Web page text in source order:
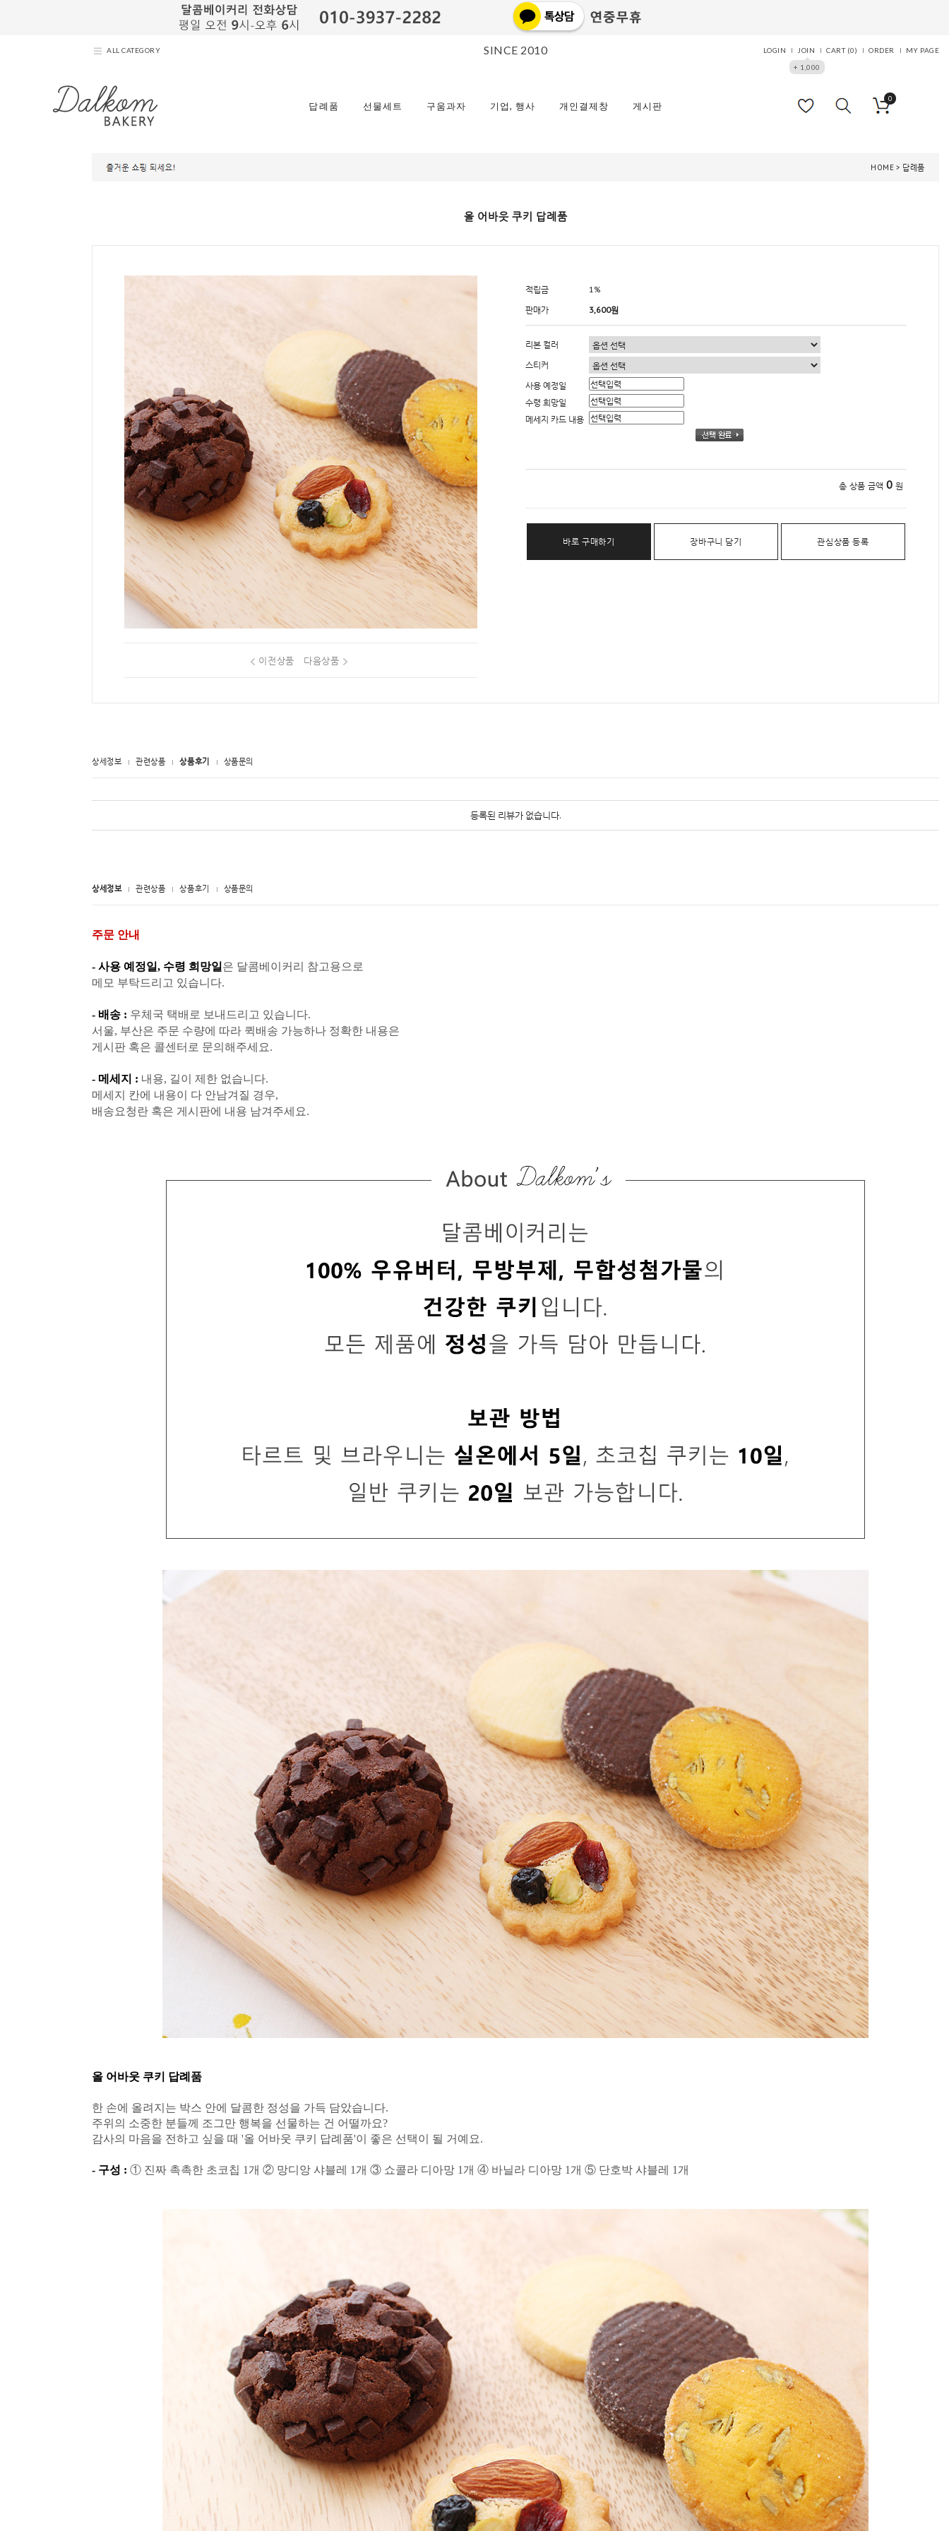
ALL CATEGORY SINCE 2010 LOGIN
JOIN
+ 1,000
CART (0) ORDER MY PAGE
0
답례품 선물세트 구움과자 기업, 행사 개인결제창 게시판
HOME > 답례품
올 어바웃 쿠키 답례품
이전상품 다음상품
적립금
1%
판매가
3,600원
리본 컬러
스티커
사용 예정일
수령 희망일
메세지 카드 내용
총 상품 금액 0 원
바로 구매하기 장바구니 담기 관심상품 등록
상세정보 관련상품 상품후기 상품문의
등록된 리뷰가 없습니다.
상세정보 관련상품 상품후기 상품문의
주문 안내
- 사용 예정일, 수령 희망일 은 달콤베이커리 참고용으로
메모 부탁드리고 있습니다.
- 배송 : 우체국 택배로 보내드리고 있습니다.
서울, 부산은 주문 수량에 따라 퀵배송 가능하나 정확한 내용은
게시판 혹은 콜센터로 문의해주세요.
- 메세지 : 내용, 길이 제한 없습니다.
메세지 칸에 내용이 다 안남겨질 경우,
배송요청란 혹은 게시판에 내용 남겨주세요.
올 어바웃 쿠키 답례품
한 손에 올려지는 박스 안에 달콤한 정성을 가득 담았습니다.
주위의 소중한 분들께 조그만 행복을 선물하는 건 어떨까요?
감사의 마음을 전하고 싶을 때 '올 어바웃 쿠키 답례품'이 좋은 선택이 될 거예요.
- 구성 : ① 진짜 촉촉한 초코칩 1개 ② 망디앙 샤블레 1개 ③ 쇼콜라 디아망 1개 ④ 바닐라 디아망 1개 ⑤ 단호박 샤블레 1개